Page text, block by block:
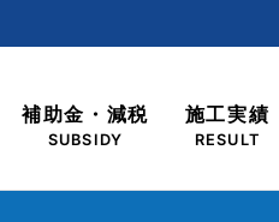
補助金・減税
SUBSIDY
施工実績
RESULT